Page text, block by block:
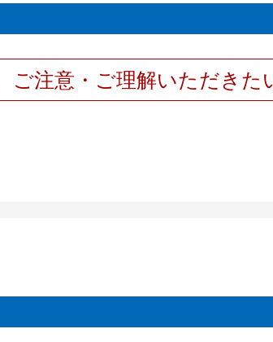
ご注意・ご理解いただきた